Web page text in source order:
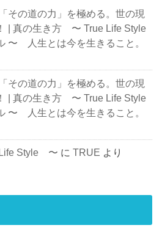
その道の力」を極める。世の現
| 真の生き方 〜 True Life Style
〜 人生とは今を生きること。
その道の力」を極める。世の現
| 真の生き方 〜 True Life Style
〜 人生とは今を生きること。
Style 〜 にTRUE より